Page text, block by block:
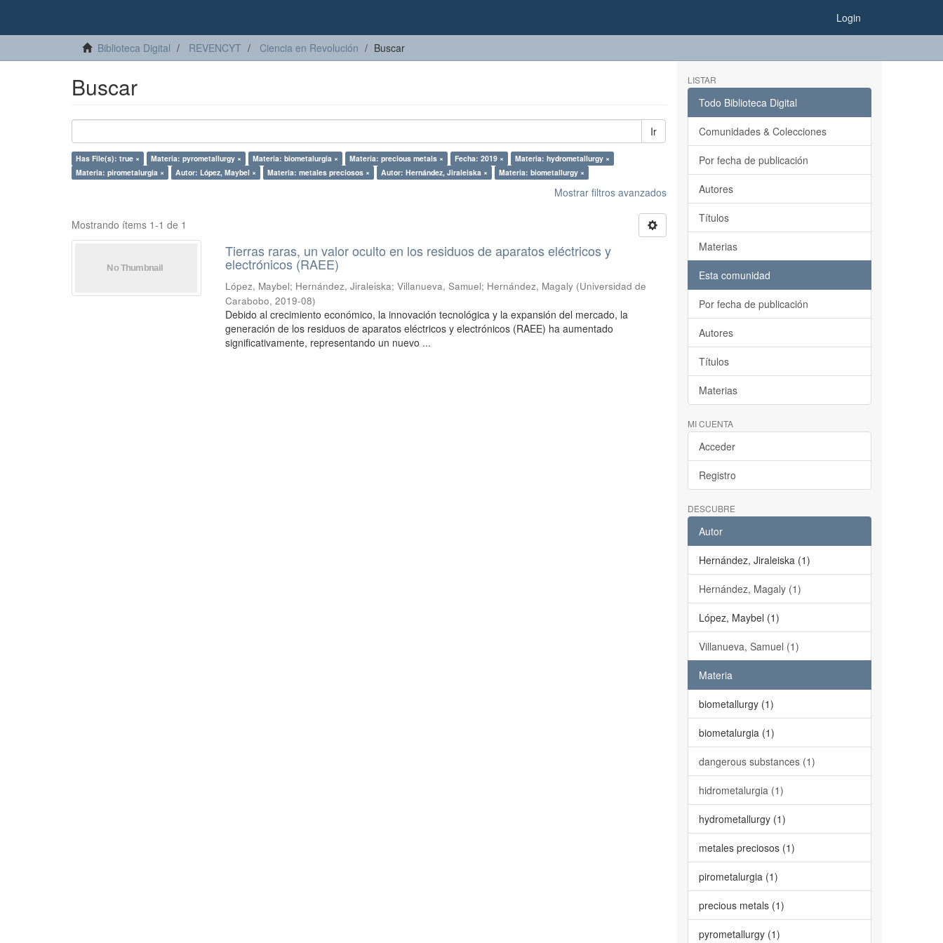
Login
Biblioteca Digital REVENCYT Ciencia en Revolución Buscar
Buscar
Ir
Has File(s): true × Materia: pyrometallurgy × Materia: biometalurgia × Materia: precious metals × Fecha: 2019 ×
Materia: hydrometallurgy ×
Materia: pirometalurgia ×
Autor: López, Maybel × Materia: metales preciosos × Autor: Hernández, Jiraleiska × Materia: biometallurgy ×
Mostrar filtros avanzados
Mostrando ítems 1-1 de 1
Tierras raras, un valor oculto en los residuos de aparatos eléctricos y
electrónicos (RAEE)
López, Maybel; Hernández, Jiraleiska;Villanueva, Samuel; Hernández, Magaly (Universidad de
Carabobo,2019-08)
Debido al crecimiento económico, la innovación tecnológica y la expansión del mercado, la
generación de los residuos de aparatos eléctricos y electrónicos (RAEE) ha aumentado
significativamente, representando un nuevo ...
LISTAR
Todo Biblioteca Digital
Comunidades & Colecciones
Por fecha de publicación
Autores
Títulos
Materias
Esta comunidad
Por fecha de publicación
Autores
Títulos
Materias
MI CUENTA
Acceder
Registro
DESCUBRE
Autor
Hernández, Jiraleiska (1)
Hernández, Magaly (1)
López, Maybel (1)
Villanueva, Samuel (1)
Materia
biometallurgy (1)
biometalurgia (1)
dangerous substances (1)
hidrometalurgia (1)
hydrometallurgy (1)
metales preciosos (1)
pirometalurgia (1)
precious metals (1)
pyrometallurgy (1)